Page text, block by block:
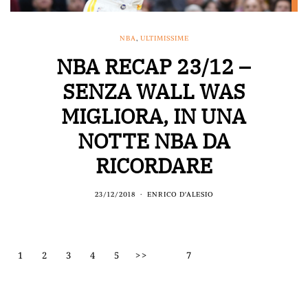
NBA, ULTIMISSIME
NBA RECAP 23/12 –
SENZA WALL WAS
MIGLIORA, IN UNA
NOTTE NBA DA
RICORDARE
23/12/2018 ENRICO D'ALESIO
1 2 3 4 5 >> 7